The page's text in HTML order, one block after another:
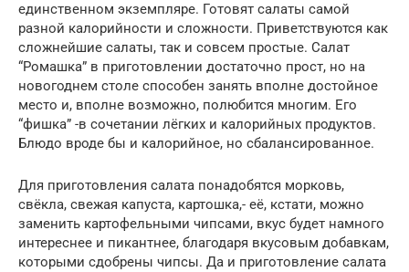
единственном экземпляре. Готовят салаты самой
разной калорийности и сложности. Приветствуются как
сложнейшие салаты, так и совсем простые. Салат
“Ромашка” в приготовлении достаточно прост, но на
новогоднем столе способен занять вполне достойное
место и, вполне возможно, полюбится многим. Его
“фишка” -в сочетании лёгких и калорийных продуктов.
Блюдо вроде бы и калорийное, но сбалансированное.
Для приготовления салата понадобятся морковь,
свёкла, свежая капуста, картошка,- её, кстати, можно
заменить картофельными чипсами, вкус будет намного
интереснее и пикантнее, благодаря вкусовым добавкам,
которыми сдобрены чипсы. Да и приготовление салата